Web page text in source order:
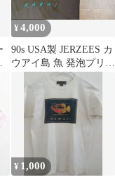
¥4,000
90s USA製 JERZEES カ
ウアイ島 魚 発泡プリン
ト Tシャツ L 黒
¥ 1,000